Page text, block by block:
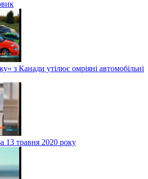
з Канади утілює омріяні автомобільні
13 травня 2020 року